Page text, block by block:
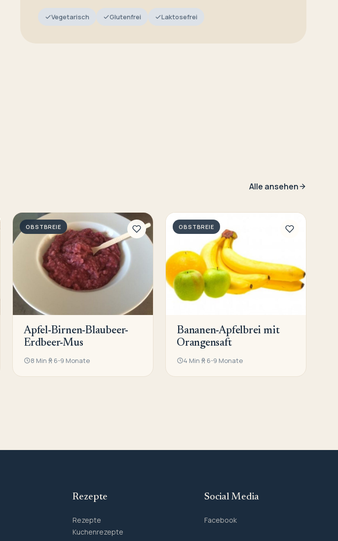
Vegetarisch Glutenfrei Laktosefrei
Alle ansehen
OBSTBREIE
Apfel-Birnen-Blaubeer-
Erdbeer-Mus
8 Min 6-9 Monate
OBSTBREIE
Bananen-Apfelbrei mit
Orangensaft
4 Min 6-9 Monate
Rezepte
Rezepte
Kuchenrezepte
Social Media
Facebook